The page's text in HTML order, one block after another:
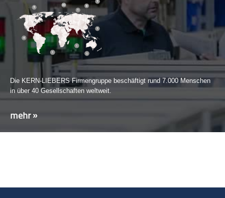
Die KERN-LIEBERS Firmengruppe beschäftigt rund 7.000 Menschen
in über 40 Gesellschaften weltweit.
mehr »